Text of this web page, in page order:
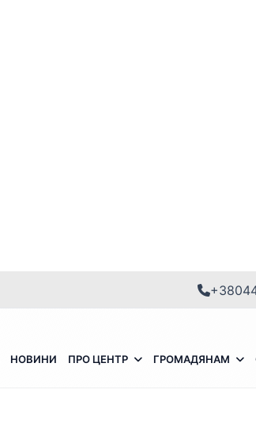
НОВИНИ ПРО ЦЕНТР ГРОМАДЯНАМ